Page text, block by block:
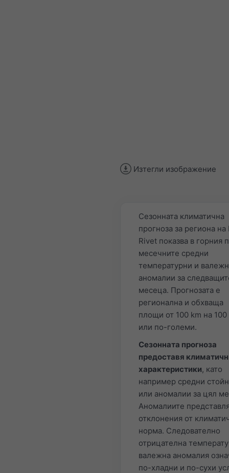
Изтегли изображение
Сезонната климатична
прогноза за региона на
Rivet показва в горния
месечните средни
температурни и
аномалии за
месеца. Прогнозата е
регионална и обхваща
площи от 100 km на 100
или по-големи.
Сезонната прогноза
предоставя
характеристики, като
например средни
или аномалии за цял
Аномалиите
отклонения от
норма. Следователно
отрицателна
валежна аномалия
по-хладни и по-сухи